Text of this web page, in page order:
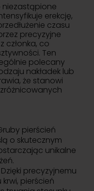
niezastąpione
erekcję,
czasu
precyzyjne
członka, co
Ten
polecany
nakładek lub
że stanowi
pierścień
o skutecznym
unikalne
Dzięki precyzyjnemu
pierścień